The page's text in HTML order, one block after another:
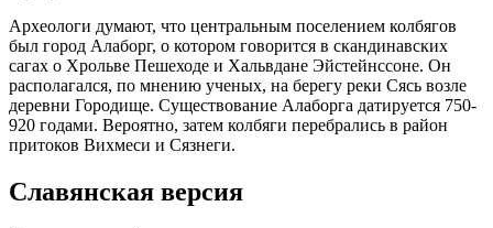
Археологи думают, что центральным поселением колбягов
был город Алаборг, о котором говорится в скандинавских
сагах о Хрольве Пешеходе и Хальвдане Эйстейнссоне. Он
располагался, по мнению ученых, на берегу реки Сясь возле
деревни Городище. Существование Алаборга датируется 750-
920 годами. Вероятно, затем колбяги перебрались в район
притоков Вихмеси и Сязнеги.
Славянская версия